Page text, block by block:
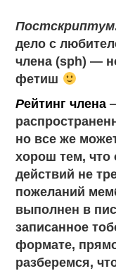
дело с
члена (sph) —
фетиш
Рейтинг члена
но все же
хорош тем, что
действий не
пожеланий
выполнен в
записанное
формате,
разберемся,